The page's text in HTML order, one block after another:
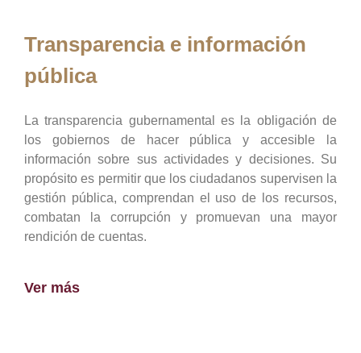
Transparencia e información
pública
La transparencia gubernamental es la obligación de
los gobiernos de hacer pública y accesible la
información sobre sus actividades y decisiones. Su
propósito es permitir que los ciudadanos supervisen la
gestión pública, comprendan el uso de los recursos,
combatan la corrupción y promuevan una mayor
rendición de cuentas.
Ver más